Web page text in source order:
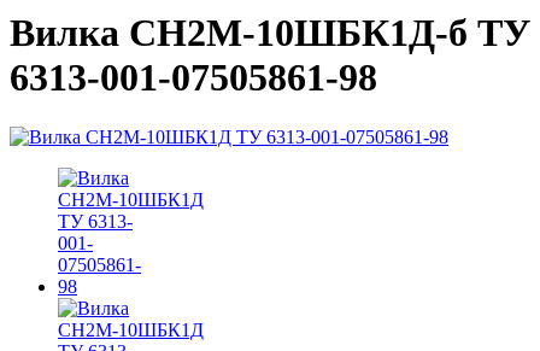
Вилка СН2М-10ШБК1Д-б ТУ
6313-001-07505861-98